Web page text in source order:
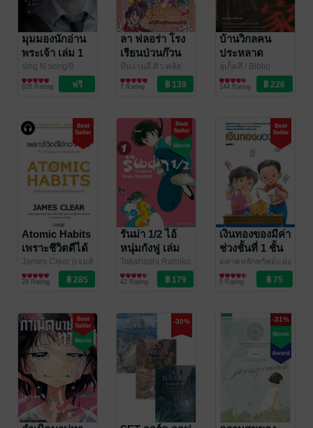
มุมมองนักอ่าน
พระเจ้า เล่ม 1
sing N song/8
hours/ Levon
Publishing
นิยายแฟนตาซี
628 Rating
ลา ฟลอร่า โรง
เรียนป่วนก๊วน
เจ้าหญิง ตอน 1
ห้องลับกับเครื่อง
เรือนนานาชาติ
ทีมงานอี.คิว.พลัส
E.Q.plus
/ E.Q.plus
การ์ตูนเด็ก/การ์ตูน
ความรู้
7 Rating
บ้านวิกลคน
ประหลาด
อุเก็ตสึ / Biblio
นิยายสืบสวน
สอบสวน/ทริลเลอร์
144 Rating
Atomic Habits
เพราะชีวิตดีได้
กว่าที่เป็น
(หนังสือเสียง)
James Clear (เจมส์
เคลียร์) เขียน,
ประพาฬรัตน์ ยง
เอ็ดยูเคชั่น
พัฒนาตนเอง
28 Rating
รันม่า 1/2 ไอ้
หนุ่มกังฟู เล่ม
01
Takahashi Rumiko
/ Siam Inter
Comics
การ์ตูนทั่วไป
42 Rating
เงินทองของมีค่า
ช่วงชั้นที่ 1 ชั้น
ประถมศึกษา ปี
ที่ 1-3
ตลาดหลักทรัพย์แห่ง
ประเทศไทย
/ The
Stock Exchange of
การศึกษา/ตำรา
เรียน
5 Rating
-30% -31%